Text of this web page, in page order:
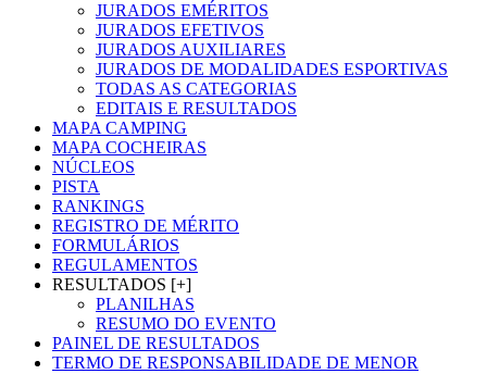
JURADOS EMÉRITOS
JURADOS EFETIVOS
JURADOS AUXILIARES
JURADOS DE MODALIDADES ESPORTIVAS
TODAS AS CATEGORIAS
EDITAIS E RESULTADOS
MAPA CAMPING
MAPA COCHEIRAS
NÚCLEOS
PISTA
RANKINGS
REGISTRO DE MÉRITO
FORMULÁRIOS
REGULAMENTOS
RESULTADOS [+]
PLANILHAS
RESUMO DO EVENTO
PAINEL DE RESULTADOS
TERMO DE RESPONSABILIDADE DE MENOR